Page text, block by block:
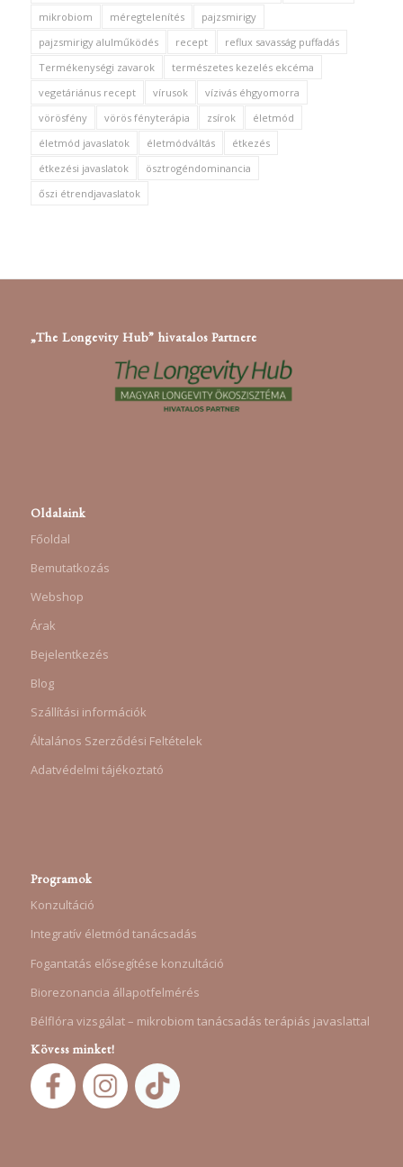
mikrobiom
méregtelenítés
pajzsmirigy
pajzsmirigy alulműködés
recept
reflux savasság puffadás
Termékenységi zavarok
természetes kezelés ekcéma
vegetáriánus recept
vírusok
vízivás éhgyomorra
vörösfény
vörös fényterápia zsírok
életmód
életmód javaslatok
életmódváltás
étkezés
étkezési javaslatok
ösztrogéndominancia
őszi étrendjavaslatok
„The Longevity Hub” hivatalos Partnere
Oldalaink
Főoldal
Bemutatkozás
Webshop
Árak
Bejelentkezés
Blog
Szállítási információk
Általános Szerződési Feltételek
Adatvédelmi tájékoztató
Programok
Konzultáció
Integratív életmód tanácsadás
Fogantatás elősegítése konzultáció
Biorezonancia állapotfelmérés
Bélflóra vizsgálat – mikrobiom tanácsadás terápiás javaslattal
Kövess minket!